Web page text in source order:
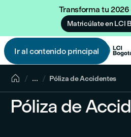
Transforma tu
Matricúlate en LCI
Ir al contenido principal

 ... Póliza de Accidentes
Póliza de